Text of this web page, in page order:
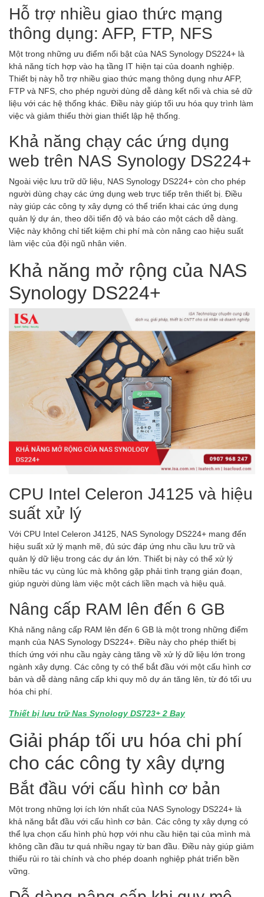
Hỗ trợ nhiều giao thức mạng
thông dụng: AFP, FTP, NFS
Một trong những ưu điểm nổi bật của NAS Synology DS224+ là
khả năng tích hợp vào hạ tầng IT hiện tại của doanh nghiệp.
Thiết bị này hỗ trợ nhiều giao thức mạng thông dụng như AFP,
FTP và NFS, cho phép người dùng dễ dàng kết nối và chia sẻ dữ
liệu với các hệ thống khác. Điều này giúp tối ưu hóa quy trình làm
việc và giảm thiểu thời gian thiết lập hệ thống.
Khả năng chạy các ứng dụng
web trên NAS Synology DS224+
Ngoài việc lưu trữ dữ liệu, NAS Synology DS224+ còn cho phép
người dùng chạy các ứng dụng web trực tiếp trên thiết bị. Điều
này giúp các công ty xây dựng có thể triển khai các ứng dụng
quản lý dự án, theo dõi tiến độ và báo cáo một cách dễ dàng.
Việc này không chỉ tiết kiệm chi phí mà còn nâng cao hiệu suất
làm việc của đội ngũ nhân viên.
Khả năng mở rộng của NAS
Synology DS224+
CPU Intel Celeron J4125 và hiệu
suất xử lý
Với CPU Intel Celeron J4125, NAS Synology DS224+ mang đến
hiệu suất xử lý mạnh mẽ, đủ sức đáp ứng nhu cầu lưu trữ và
quản lý dữ liệu trong các dự án lớn. Thiết bị này có thể xử lý
nhiều tác vụ cùng lúc mà không gặp phải tình trạng gián đoạn,
giúp người dùng làm việc một cách liền mạch và hiệu quả.
Nâng cấp RAM lên đến 6 GB
Khả năng nâng cấp RAM lên đến 6 GB là một trong những điểm
mạnh của NAS Synology DS224+. Điều này cho phép thiết bị
thích ứng với nhu cầu ngày càng tăng về xử lý dữ liệu lớn trong
ngành xây dựng. Các công ty có thể bắt đầu với một cấu hình cơ
bản và dễ dàng nâng cấp khi quy mô dự án tăng lên, từ đó tối ưu
hóa chi phí.
Thiết bị lưu trữ Nas Synology DS723+ 2 Bay
Giải pháp tối ưu hóa chi phí
cho các công ty xây dựng
Bắt đầu với cấu hình cơ bản
Một trong những lợi ích lớn nhất của NAS Synology DS224+ là
khả năng bắt đầu với cấu hình cơ bản. Các công ty xây dựng có
thể lựa chọn cấu hình phù hợp với nhu cầu hiện tại của mình mà
không cần đầu tư quá nhiều ngay từ ban đầu. Điều này giúp giảm
thiểu rủi ro tài chính và cho phép doanh nghiệp phát triển bền
vững.